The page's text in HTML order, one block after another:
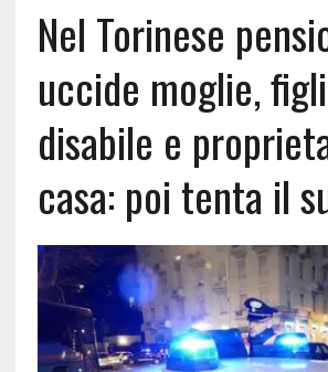
Nel Torinese
uccide moglie,
disabile e
casa: poi tenta il